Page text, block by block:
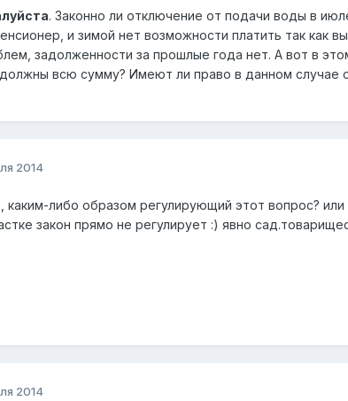
. Законно ли отключение от подачи воды в
и зимой нет возможности платить так как
задолженности за прошлые года нет. А вот в
всю сумму? Имеют ли право в данном случае
2014
каким-либо образом регулирующий этот вопрос?
закон прямо не регулирует :) явно
2014